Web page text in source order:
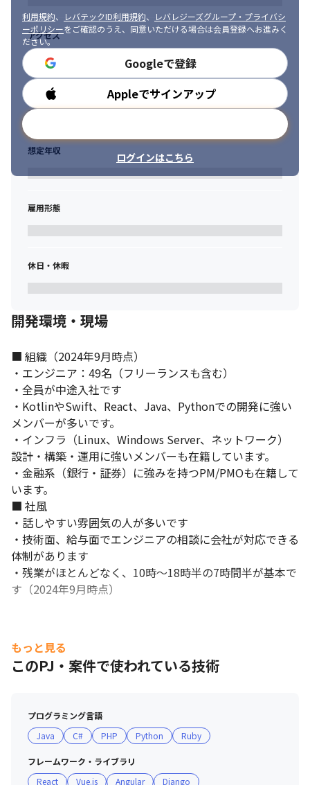
利用規約、 レバテックID利用規約、
レバレジーズグループ・プライバシ
ーポリシーをご確認のうえ、同意いただける場合は会員登録へお進みく
ださい。
Googleで登録
Appleでサインアップ
ログインはこちら
アクセス
勤務時間
想定年収
雇用形態
休日・休暇
開発環境・現場
■ 組織（2024年9月時点）
・エンジニア：49名（フリーランスも含む）
・全員が中途入社です
・KotlinやSwift、React、Java、Pythonでの開発に強い
メンバーが多いです。
・インフラ（Linux、Windows Server、ネットワーク）
設計・構築・運用に強いメンバーも在籍しています。
・金融系（銀行・証券）に強みを持つPM/PMOも在籍して
います。
■ 社風
・話しやすい雰囲気の人が多いです
・技術面、給与面でエンジニアの相談に会社が対応できる
体制があります
・残業がほとんどなく、10時～18時半の7時間半が基本で
す（2024年9月時点）
もっと見る
このPJ・案件で使われている技術
プログラミング言語
Java
C# PHP Python Ruby
フレームワーク・ライブラリ
React
Vue.js Angular Django